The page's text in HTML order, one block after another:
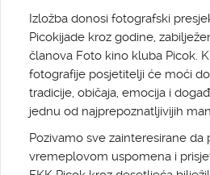
Izložba donosi fotografski
Picokijade kroz godine,
članova Foto kino kluba Picok.
fotografije posjetitelji će moći
tradicije, običaja, emocija i
jednu od najprepoznatljivijih
Pozivamo sve zainteresirane da
vremeplovom uspomena i